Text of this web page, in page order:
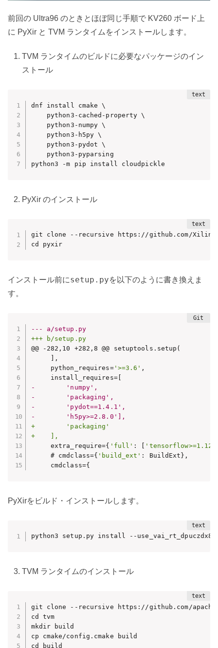
前回の Ultra96 のときとほぼ同じ手順で KV260 ボード上
に PyXir と TVM ランタイムをインストールします。
TVM ランタイムのビルドに必要なパッケージのイン
ストール
dnf install cmake \
    python3-cached-property \
    python3-numpy \
    python3-h5py \
    python3-pydot \
    python3-pyparsing
python3 -m pip install cloudpickle
PyXir のインストール
git clone --recursive https://github.com/
cd pyxir
インストール前にsetup.pyを以下のように書き換えま
す。
--- a/setup.py
+++ b/setup.py
@@ -282,10 +282,8 @@ setuptools.setup(
     ],
     python_requires=
'>=3.6' ,
-        'numpy',
-        'packaging',
-        'pydot==1.4.1',
-        'h5py>=2.8.0'],
+        'packaging'
+    ],
     extra_require={
'full' : [
     # cmdclass={
'build_ext' : BuildExt},
     cmdclass={
PyXirをビルド・インストールします。
python3 setup.py install --use_vai_rt_dpuczdx8g
TVM ランタイムのインストール
git clone --recursive https://github.com/
cd tvm
mkdir build
cp cmake/config.cmake build
cd build